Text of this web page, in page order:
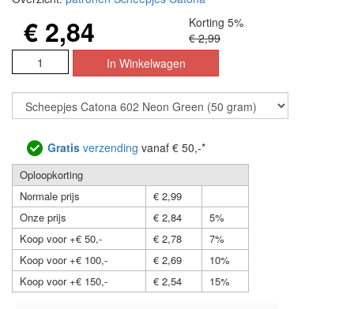
€ 2,84
Korting 5%
€ 2,99
Gratis verzending vanaf € 50,-*
Oploopkorting
Normale prijs
€ 2,99
Onze prijs
€ 2,84
5%
Koop voor +€ 50,-
€ 2,78
7%
Koop voor +€ 100,-
€ 2,69
10%
Koop voor +€ 150,-
€ 2,54 15%